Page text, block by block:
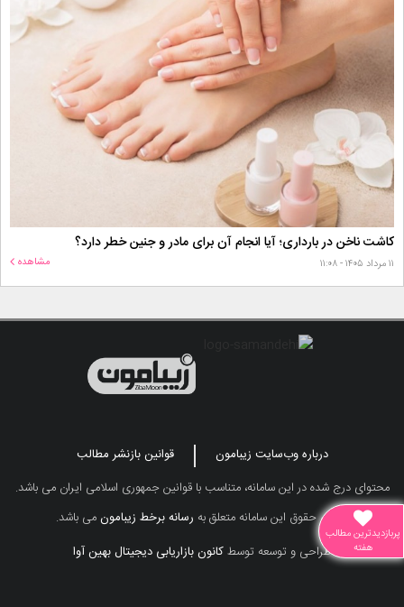
کاشت ناخن در بارداری؛ آیا انجام آن برای مادر و جنین خطر دارد؟
۱۱ مرداد ۱۴۰۵ - ۱۱:۰۸ مشاهده
درباره وب‌سایت زیبامون
قوانین بازنشر مطالب
محتوای درج شده در این سامانه، متناسب با قوانین جمهوری اسلامی ایران می باشد.
تمامی حقوق این سامانه متعلق به رسانه برخط زیبامونمی باشد.
طراحی و توسعه توسطکانون بازاریابی دیجیتال بهین آوا
پربازدیدترین مطالب
هفته